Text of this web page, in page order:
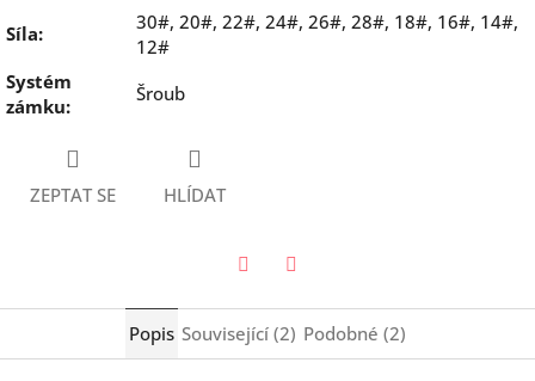
Síla:
30#, 20#, 22#, 24#, 26#, 28#, 18#, 16#, 14#,
12#
Systém
zámku:
Šroub
ZEPTAT SE HLÍDAT
Popis Související (2) Podobné (2)